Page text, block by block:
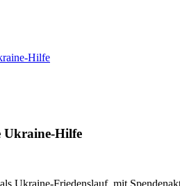
Hilfe
Ukraine-Hilfe